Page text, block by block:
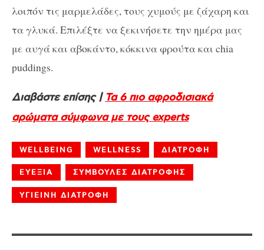
λοιπόν τις μαρμελάδες, τους χυμούς με ζάχαρη και
τα γλυκά. Επιλέξτε να ξεκινήσετε την ημέρα μας
με αυγά και αβοκάντο, κόκκινα φρούτα και chia
puddings.
Διαβάστε επίσης | Τα 6 πιο αφροδισιακά
αρώματα σύμφωνα με τους experts
WELLBEING WELLNESS ΔΙΑΤΡΟΦΗ
ΕΥΕΞΙΑ ΣΥΜΒΟΥΛΕΣ ΔΙΑΤΡΟΦΗΣ
ΥΓΙΕΙΝΗ ΔΙΑΤΡΟΦΗ